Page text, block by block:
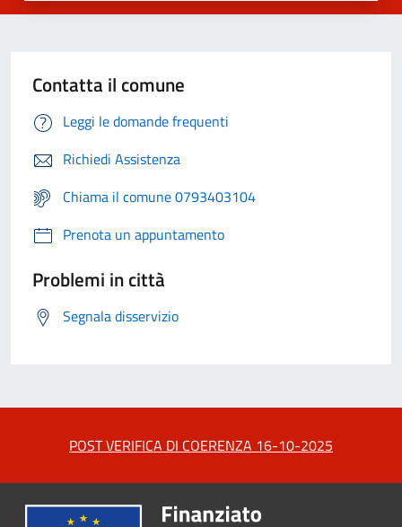
Contatta il comune
Leggi le domande frequenti
Richiedi Assistenza
Chiama il comune 0793403104
Prenota un appuntamento
Problemi in città
Segnala disservizio
POST VERIFICA DI COERENZA 16-10-2025